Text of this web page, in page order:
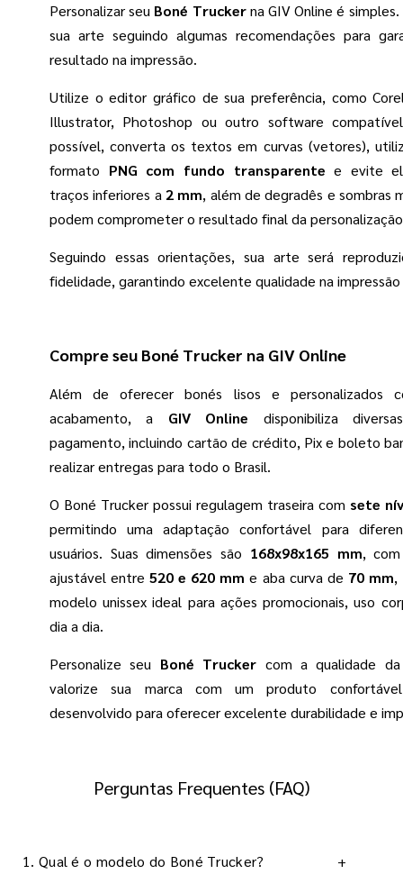
Personalizar seu Boné Truckerna GIV Online é
sua arte seguindo algumas recomendações para
resultado na impressão.
Utilize o editor gráfico de sua preferência, como
Illustrator, Photoshop ou outro software
possível, converta os textos em curvas (vetores),
formato PNG com fundo transparente e evite
traços inferiores a 2 mm, além de degradês e sombras
podem comprometer o resultado final da
Seguindo essas orientações, sua arte será
fidelidade, garantindo excelente qualidade na
Compre seu Boné Trucker na GIV Online
Além de oferecer bonés lisos e personalizados
acabamento, a GIV Online disponibiliza
pagamento, incluindo cartão de crédito, Pix e boleto
realizar entregas para todo o Brasil.
O Boné Trucker possui regulagem traseira com sete
permitindo uma adaptação confortável para
usuários. Suas dimensões são 168x98x165 mm,
ajustável entre520 e 620 mm e aba curva de 70 mm,
modelo unissex ideal para ações promocionais, uso
dia a dia.
Personalize seu Boné Trucker com a qualidade
valorize sua marca com um produto
desenvolvido para oferecer excelente durabilidade e
Perguntas Frequentes (FAQ)
1. Qual é o modelo do Boné Trucker? +